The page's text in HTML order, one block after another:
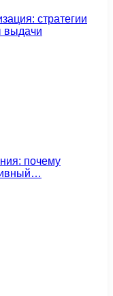
стратегии
выдачи
почему